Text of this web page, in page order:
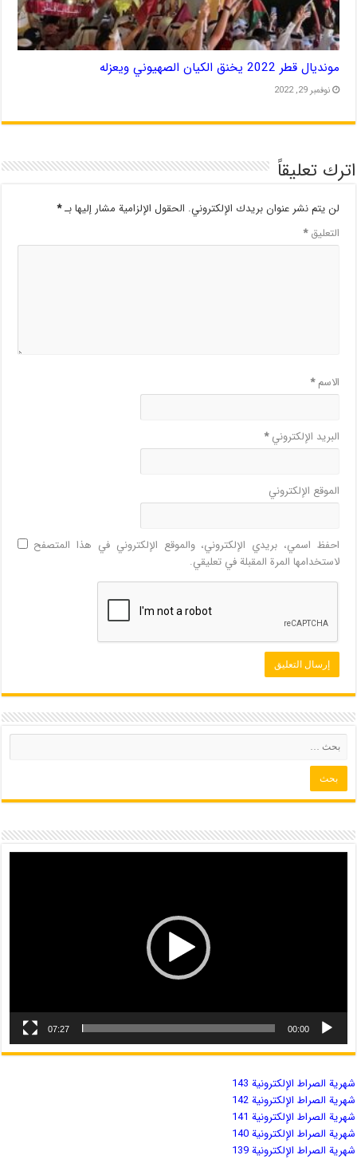
مونديال قطر 2022 يخنق الكيان الصهيوني ويعزله
نوفمبر 29, 2022
اترك تعليقاً
لن يتم نشر عنوان بريدك الإلكتروني. الحقول الإلزامية مشار إليها بـ*
التعليق*
الاسم*
البريد الإلكتروني*
الموقع الإلكتروني
احفظ اسمي، بريدي الإلكتروني، والموقع الإلكتروني في هذا المتصفح
لاستخدامها المرة المقبلة في تعليقي.
00:00
07:27
شهریة الصراط الإلكترونية 143
شهریة الصراط الإلكترونية 142
شهریة الصراط الإلكترونية 141
شهریة الصراط الإلكترونية 140
شهریة الصراط الإلكترونية 139